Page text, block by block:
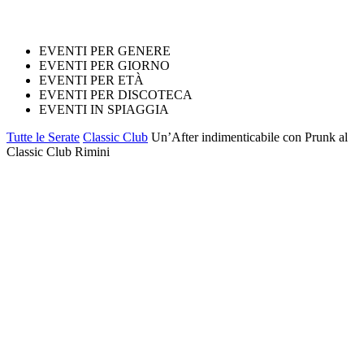
EVENTI PER GENERE
EVENTI PER GIORNO
EVENTI PER ETÀ
EVENTI PER DISCOTECA
EVENTI IN SPIAGGIA
Tutte le Serate Classic Club Un’After indimenticabile con Prunk al
Classic Club Rimini